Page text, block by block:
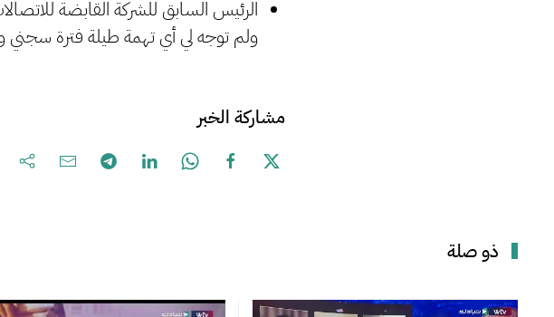
ولم توجه لي أي تهمة طيلة فترة سجني
مشاركة الخبر
ذو صلة